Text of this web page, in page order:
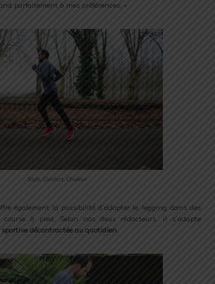
parfaitement à mes préférences. »
Style, Confort, Chaleur
également la possibilité d’adopter le legging dans des
à pied. Selon nos deux rédacteurs, il s’adapte
décontractée au quotidien.